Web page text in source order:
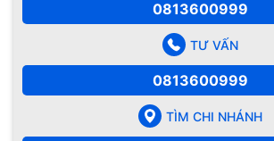
0813600999
TƯ VẤN
0813600999
TÌM CHI NHÁNH